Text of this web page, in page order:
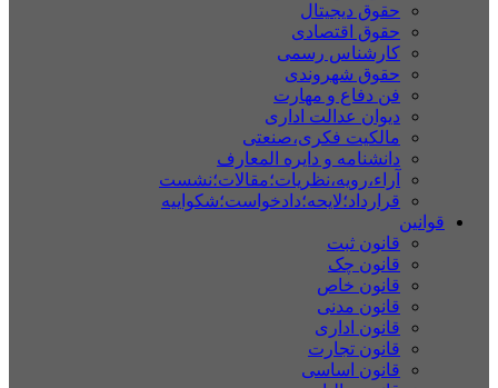
حقوق دیجیتال
حقوق اقتصادی
کارشناس رسمی
حقوق شهروندی
فن دفاع و مهارت
دیوان عدالت اداری
مالکیت فکری،صنعتی
دانشنامه و دایره المعارف
آراء،رویه،نظریات؛مقالات؛نشست
قرارداد؛لایحه؛دادخواست؛شکواییه
قوانین
قانون ثبت
قانون چک
قانون خاص
قانون مدنی
قانون اداری
قانون تجارت
قانون اساسی